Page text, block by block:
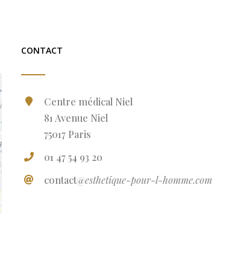
CONTACT
Centre médical Niel
81 Avenue Niel
75017 Paris
01 47 54 93 20
contact@esthetique-pour-l-homme.com